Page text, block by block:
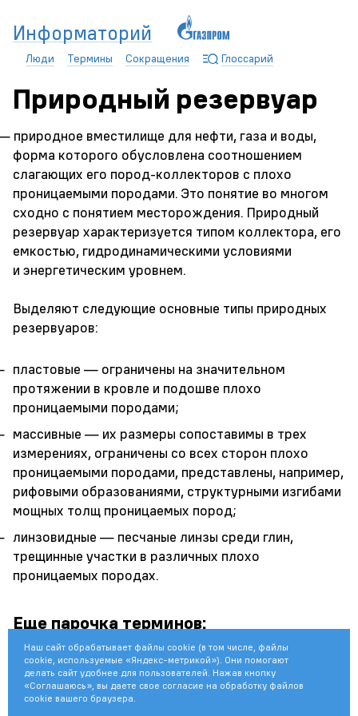
Информаторий
Люди Термины Сокращения Глоссарий
Природный резервуар
природное вместилище для нефти, газа и воды,
форма которого обусловлена соотношением
слагающих его пород-коллекторов с плохо
проницаемыми породами. Это понятие во многом
сходно с понятием месторождения. Природный
резервуар характеризуется типом коллектора, его
емкостью, гидродинамическими условиями
и энергетическим уровнем.
Выделяют следующие основные типы природных
резервуаров:
пластовые — ограничены на значительном
протяжении в кровле и подошве плохо
проницаемыми породами;
массивные — их размеры сопоставимы в трех
измерениях, ограничены со всех сторон плохо
проницаемыми породами, представлены, например,
рифовыми образованиями, структурными изгибами
мощных толщ проницаемых пород;
линзовидные — песчаные линзы среди глин,
трещинные участки в различных плохо
проницаемых породах.
Еще парочка терминов:
Пластовое давление,
Отказ в газовой промышленности,
Наклонно-направленное бурение
Наш сайт обрабатывает файлы cookie (в том числе, файлы
cookie, используемые «Яндекс-метрикой»). Они помогают
делать сайт удобнее для пользователей. Нажав кнопку
«Соглашаюсь», вы даете свое согласие на обработку файлов
cookie вашего браузера.